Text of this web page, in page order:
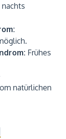
Frühes
natürlichen